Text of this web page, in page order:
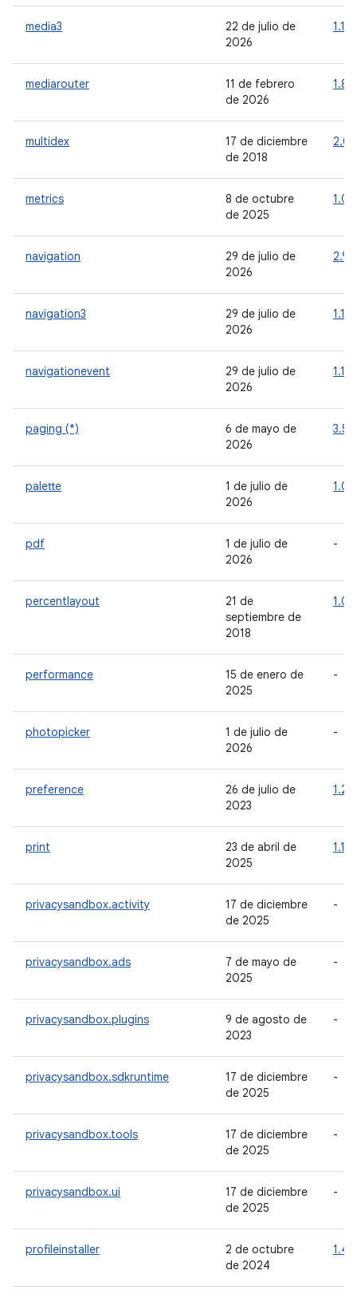
media3
22 de julio de
2026
mediarouter
11 de febrero
de 2026
1.8.1
multidex
17 de diciembre
de 2018
2.0.1
metrics
8 de octubre
de 2025
navigation
29 de julio de
2026
2.9.8
navigation3
29 de julio de
2026
1.1.5
navigationevent
29 de julio de
2026
1.1.2
paging (*)
6 de mayo de
2026
palette
1 de julio de
2026
pdf
1 de julio de
2026
-
percentlayout
21 de
septiembre de
2018
performance
15 de enero de
2025
-
photopicker
1 de julio de
2026
-
preference
26 de julio de
2023
1.2.1
print
23 de abril de
2025
1.1.0
privacysandbox.activity
17 de diciembre
de 2025
-
privacysandbox.ads
7 de mayo de
2025
-
privacysandbox.plugins
9 de agosto de
2023
-
privacysandbox.sdkruntime
17 de diciembre
de 2025
-
privacysandbox.tools
17 de diciembre
de 2025
-
privacysandbox.ui
17 de diciembre
de 2025
-
profileinstaller
2 de octubre
de 2024
1.4.1